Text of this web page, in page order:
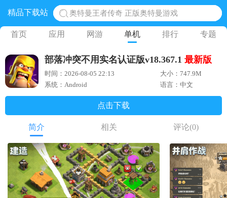
精品下载站
奥特曼王者传奇 正版奥特曼游戏
地铁跑酷体验服国际服 地铁跑酷体验服版本
网易光遇手游正版 点亮星空共庆周年
黎明觉醒生机腾讯正版 黎明觉醒生机国际服
蛋仔派对下载 蛋仔派对体验服
首页 应用 网游 单机 排行 专题
部落冲突不用实名认证版v18.367.1 最新版
时间：2026-08-05 22:13
大小：747.9M
系统：Android
语言：中文
点击下载
简介 相关 评论(0)